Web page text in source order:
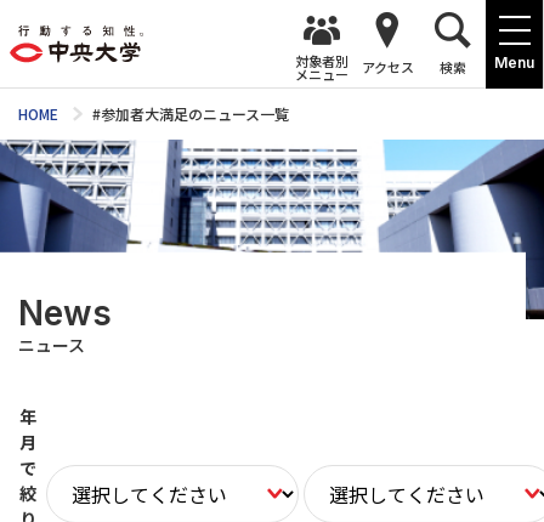
Menu
対象者別
メニュー アクセス 検索
HOME #参加者大満足のニュース一覧
News
ニュース
年
月
で
絞